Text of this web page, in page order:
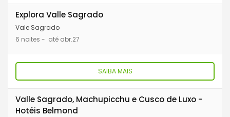
Explora Valle Sagrado
Vale Sagrado
6 noites - até abr.27
SAIBA MAIS
Valle Sagrado, Machupicchu e Cusco de Luxo -
Hotéis Belmond